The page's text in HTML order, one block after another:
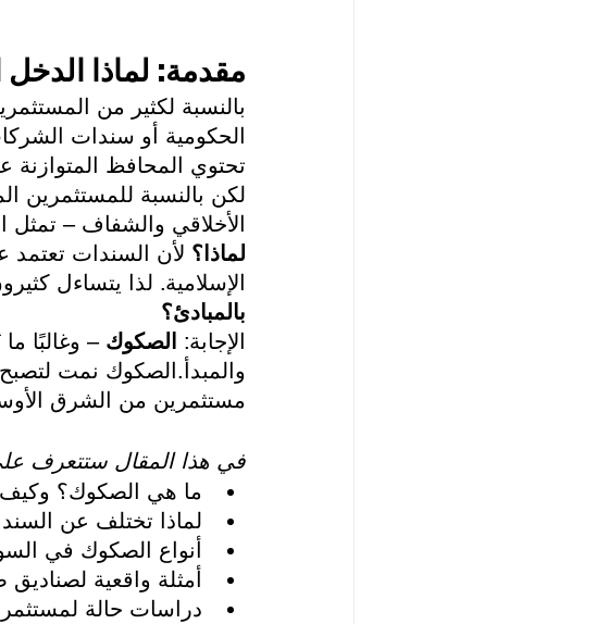
مقدمة: لماذا
بالنسبة لكثير من
الحكومية أو سندات
تحتوي المحافظ المتوازنة
لكن بالنسبة للمستثمرين
الأخلاقي والشفاف – تمثل
لماذا؟ لأن السندات تعتمد
الإسلامية. لذا يتساءل
بالمبادئ؟
الإجابة: الصكوك – وغالبًا
والمبدأ.الصكوك نمت
مستثمرين من الشرق
في هذا المقال ستتعرف
ما هي الصكوك؟
لماذا تختلف عن
أنواع الصكوك في
أمثلة واقعية
دراسات حالة